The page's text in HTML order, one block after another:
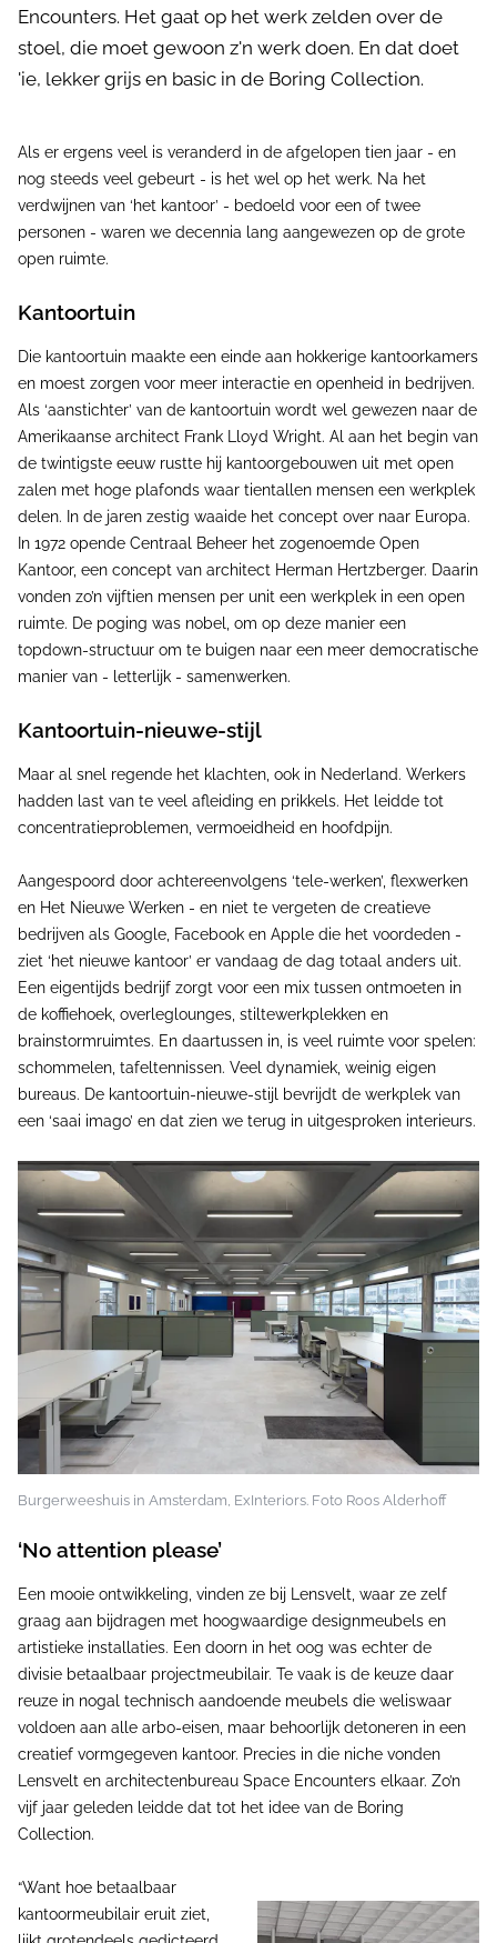
Encounters. Het gaat op het werk zelden over de
stoel, die moet gewoon z'n werk doen. En dat doet
'ie, lekker grijs en basic in de Boring Collection.
Als er ergens veel is veranderd in de afgelopen tien jaar - en
nog steeds veel gebeurt - is het wel op het werk. Na het
verdwijnen van ‘het kantoor’ - bedoeld voor een of twee
personen - waren we decennia lang aangewezen op de grote
open ruimte.
Kantoortuin
Die kantoortuin maakte een einde aan hokkerige kantoorkamers
en moest zorgen voor meer interactie en openheid in bedrijven.
Als ‘aanstichter’ van de kantoortuin wordt wel gewezen naar de
Amerikaanse architect Frank Lloyd Wright. Al aan het begin van
de twintigste eeuw rustte hij kantoorgebouwen uit met open
zalen met hoge plafonds waar tientallen mensen een werkplek
delen. In de jaren zestig waaide het concept over naar Europa.
In 1972 opende Centraal Beheer het zogenoemde Open
Kantoor, een concept van architect Herman Hertzberger. Daarin
vonden zo’n vijftien mensen per unit een werkplek in een open
ruimte. De poging was nobel, om op deze manier een
topdown-structuur om te buigen naar een meer democratische
manier van - letterlijk - samenwerken.
Kantoortuin-nieuwe-stijl
Maar al snel regende het klachten, ook in Nederland. Werkers
hadden last van te veel afleiding en prikkels. Het leidde tot
concentratieproblemen, vermoeidheid en hoofdpijn.
Aangespoord door achtereenvolgens ‘tele-werken’, flexwerken
en Het Nieuwe Werken - en niet te vergeten de creatieve
bedrijven als Google, Facebook en Apple die het voordeden -
ziet ‘het nieuwe kantoor’ er vandaag de dag totaal anders uit.
Een eigentijds bedrijf zorgt voor een mix tussen ontmoeten in
de koffiehoek, overleglounges, stiltewerkplekken en
brainstormruimtes. En daartussen in, is veel ruimte voor spelen:
schommelen, tafeltennissen. Veel dynamiek, weinig eigen
bureaus. De kantoortuin-nieuwe-stijl bevrijdt de werkplek van
een ‘saai imago’ en dat zien we terug in uitgesproken interieurs.
Burgerweeshuis in Amsterdam, ExInteriors. Foto Roos Alderhoff
‘No attention please’
Een mooie ontwikkeling, vinden ze bij Lensvelt, waar ze zelf
graag aan bijdragen met hoogwaardige designmeubels en
artistieke installaties. Een doorn in het oog was echter de
divisie betaalbaar projectmeubilair. Te vaak is de keuze daar
reuze in nogal technisch aandoende meubels die weliswaar
voldoen aan alle arbo-eisen, maar behoorlijk detoneren in een
creatief vormgegeven kantoor. Precies in die niche vonden
Lensvelt en architectenbureau Space Encounters elkaar. Zo’n
vijf jaar geleden leidde dat tot het idee van de Boring
Collection.
“Want hoe betaalbaar
kantoormeubilair eruit ziet,